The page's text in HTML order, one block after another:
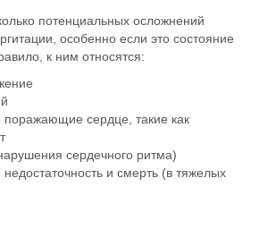
потенциальных осложнений
особенно если это состояние
к ним относятся:
поражающие сердце, такие как
сердечного ритма)
и смерть (в тяжелых